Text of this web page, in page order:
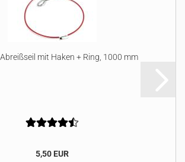
mit Haken + Ring, 1000 mm
5,50 EUR